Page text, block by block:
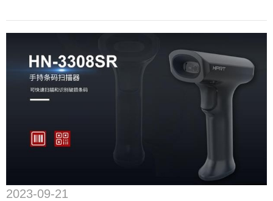
2023-09-21